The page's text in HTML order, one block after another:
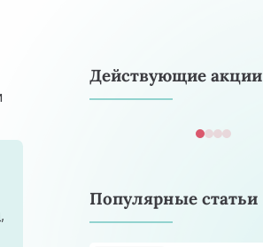
Действующие акции
Популярные статьи